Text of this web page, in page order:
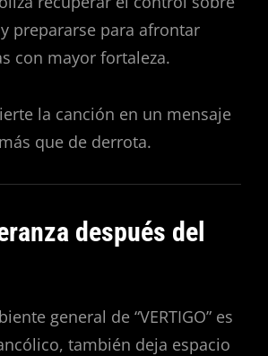
prepararse para afrontar
con mayor fortaleza.
la canción en un mensaje
que de derrota.
después del
general de “VERTIGO” es
también deja espacio